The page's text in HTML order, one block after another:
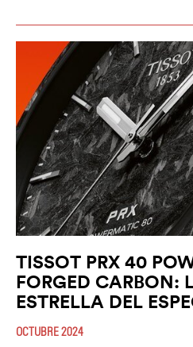
TISSOT PRX 40
FORGED CARBON:
ESTRELLA DEL
OCTUBRE 2024